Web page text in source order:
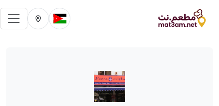
تغيير الدولة الحالية
تغيير المدينة